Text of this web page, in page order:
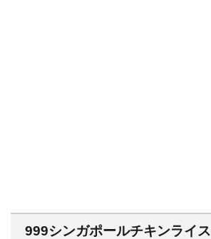
999シンガポールチキンライス